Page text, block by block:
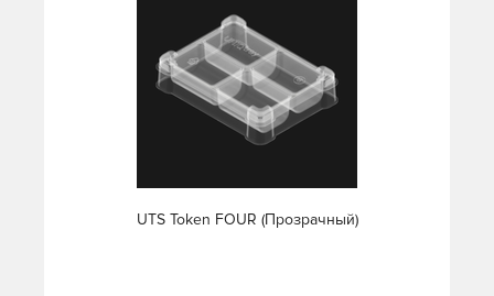
UTS Token FOUR (Прозрачный)